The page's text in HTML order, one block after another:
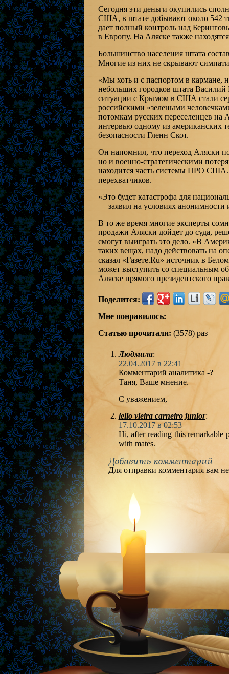
Сегодня эти деньги окупились
США, в штате добывают около 542
дает полный контроль над
в Европу. На Аляске также
Большинство населения штата
Многие из них не скрывают
«Мы хоть и с паспортом в кармане,
небольших городков штата
ситуации с Крымом в США стали
российскими «зелеными
потомкам русских переселенцев на
интервью одному из американских
безопасности Гленн Скот.
Он напомнил, что переход Аляски
но и военно-стратегическими
находится часть системы ПРО США.
перехватчиков.
«Это будет катастрофа для
— заявил на условиях анонимности
В то же время многие эксперты
продажи Аляски дойдет до суда,
смогут выиграть это дело. «В
таких вещах, надо действовать на
сказал «Газете.Ru» источник в
может выступить со специальным
Аляске прямого президентского
Поделится:
Мне понравилось:
Статью прочитали: (3578) раз
Людмила:
22.04.2017 в 22:41
Комментарий аналитика -?
Таня, Ваше мнение.
С уважением,
lelio vieira carneiro junior:
17.10.2017 в 02:53
Hi, after reading this
with mates.|
Добавить комментарий
Для отправки комментария вам